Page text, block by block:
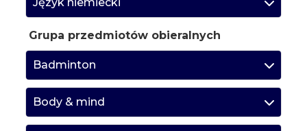
Grupa przedmiotów obieralnych
Badminton
Body & mind